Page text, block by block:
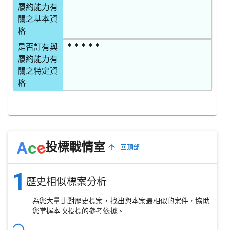
履約能力有
關之基本資
格
是否訂有與
履約能力有
關之特定資
格
* * * * *
Ace投標戰情室 回頂部
1 歷史相似標案分析
為您大量比對歷史標案，找出與本案最相似的案件，協助
您掌握本次投標的參考依據。